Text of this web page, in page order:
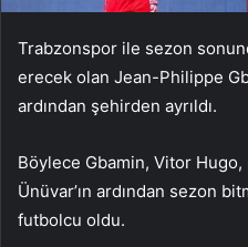
Trabzonspor ile sezon
erecek olan Jean-Philippe
ardından şehirden ayrıldı.
Böylece Gbamin, Vitor
Ünüvar’ın ardından sezon
futbolcu oldu.